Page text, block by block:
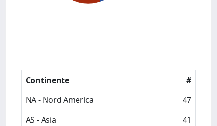
Continente
#
NA - Nord America
47
AS - Asia
41